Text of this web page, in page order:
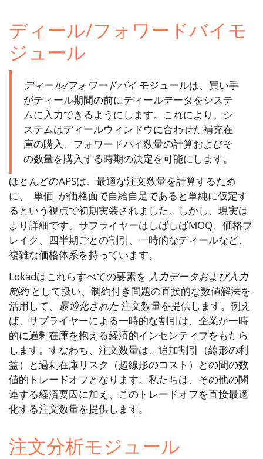
ディール/フォワードバイモ
ジュール
ディール/フォワードバイ モジュールは、買い手
がディール期間の前にディールデータをシステ
ムに入力できるようにします。これにより、シ
ステムはディールウィンドウに合わせた補充在
庫の購入、フォワードバイ数量の計算およびそ
の数量を購入する時期の決定を可能にします。
ほとんどのAPSは、最適な注文数量を計算するため
に、_単価_が価格面で自給自足であると単純に仮定す
るという視点で初期実装されました。しかし、現実は
より詳細です。サプライヤーはしばしばMOQ、価格ブ
レイク、四半期ごとの割引、一時的なディールなど、
複雑な価格体系を持っています。
Lokadはこれらすべての要素を 入力データおよび入力
制約として扱い、制約付き問題の直接的な数値解法を
活用して、 最適化された注文数量を提供します。例え
ば、サプライヤーによる一時的な割引は、企業が一時
的に過剰在庫を抱える経済的インセンティブをもたら
します。すなわち、注文数量は、追加割引（線形の利
益）と過剰在庫リスク（超線形のコスト）との間の数
値的トレードオフとなります。私たちは、その他の関
連する経済要因に加え、このトレードオフを直接最適
化する注文数量を提供します。
注文分析モジュール